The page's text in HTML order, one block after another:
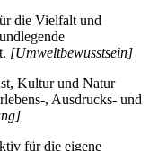
die Vielfalt und
[Umweltbewusstsein]
Kultur und Natur
, Ausdrucks- und
für die eigene